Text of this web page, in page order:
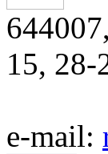
15, 28-
e-mail: